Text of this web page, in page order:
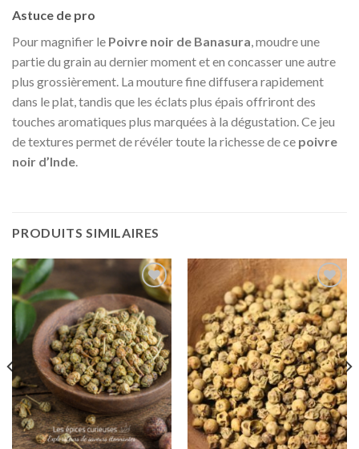
Astuce de pro
Pour magnifier le Poivre noir de Banasura, moudre une
partie du grain au dernier moment et en concasser une autre
plus grossièrement. La mouture fine diffusera rapidement
dans le plat, tandis que les éclats plus épais offriront des
touches aromatiques plus marquées à la dégustation. Ce jeu
de textures permet de révéler toute la richesse de ce poivre
noir d’Inde.
PRODUITS SIMILAIRES
Ajouter
à la liste
de
souhaits
Ajouter
à la liste
de
souhaits